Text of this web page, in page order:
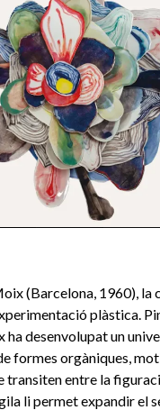
(Barcelona, 1960), la
plàstica.
desenvolupat un
formes orgàniques,
transiten entre la
li permet expandir el